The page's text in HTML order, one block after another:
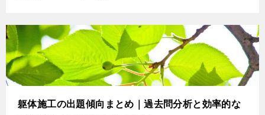
躯体施工の出題傾向まとめ｜過去問分析と効率的な